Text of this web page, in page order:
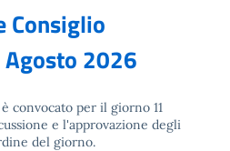
Consiglio
2026
convocato per il giorno 11
e l'approvazione degli
del giorno.